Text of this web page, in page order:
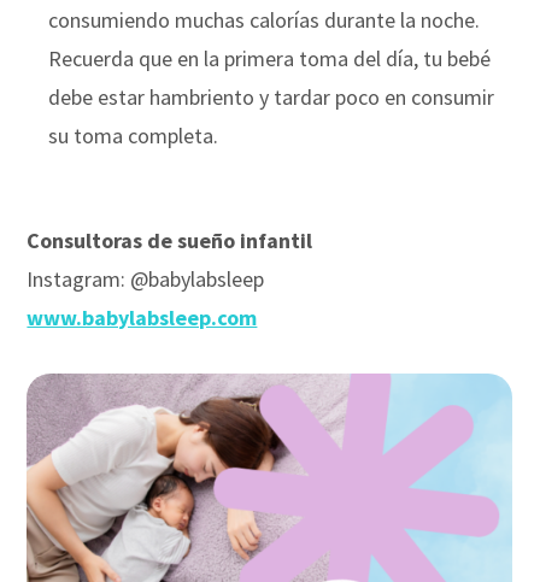
consumiendo muchas calorías durante la noche.
Recuerda que en la primera toma del día, tu bebé
debe estar hambriento y tardar poco en consumir
su toma completa.
Consultoras de sueño infantil
Instagram: @babylabsleep
www.babylabsleep.com